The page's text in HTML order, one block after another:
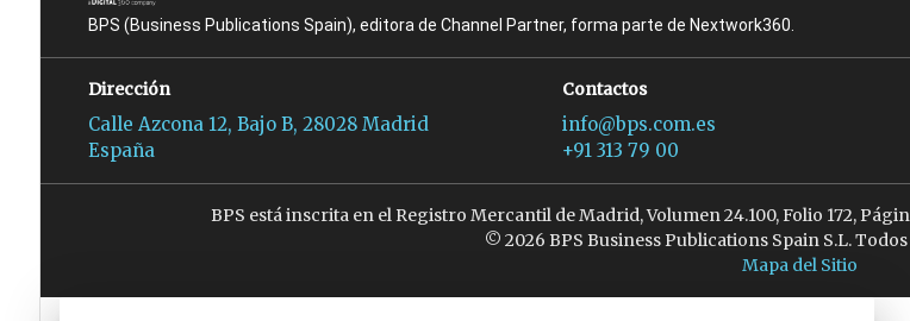
BPS (Business Publications Spain), editora de Channel Partner, forma parte de Nextwork360.
Dirección
Calle Azcona 12, Bajo B, 28028 Madrid
España
Contactos
info@bps.com.es
+91 313 79 00
BPS está inscrita en el Registro Mercantil de Madrid, Volumen 24.100, Folio 172,
© 2026 BPS Business Publications Spain S.L.
Mapa del Sitio